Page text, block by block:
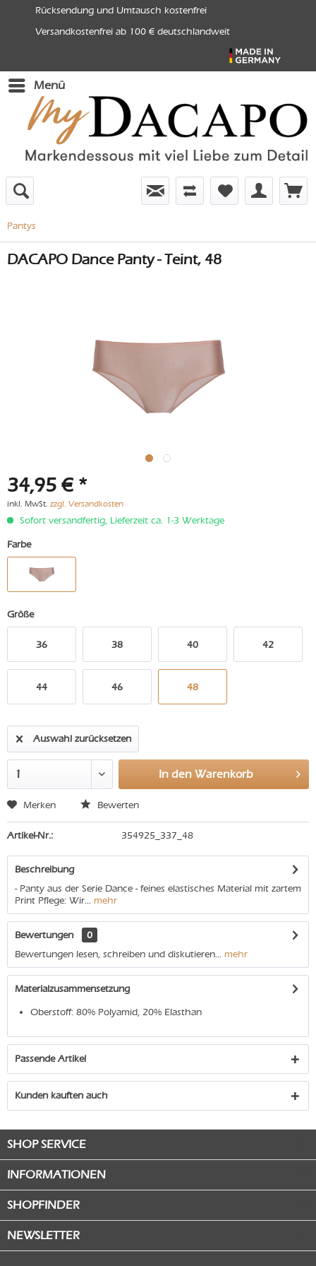
Rücksendung und Umtausch kostenfrei
Versandkostenfrei ab 100 € deutschlandweit
Menü
Pantys
DACAPO Dance Panty - Teint, 48
34,95 € *
inkl. MwSt. zzgl. Versandkosten
Sofort versandfertig, Lieferzeit ca. 1-3 Werktage
Farbe
Größe
36 38 40 42
44 46 48
Auswahl zurücksetzen
In den Warenkorb
Merken Bewerten
Artikel-Nr.: 354925_337_48
Beschreibung
- Panty aus der Serie Dance - feines elastisches Material mit zartem
Print Pflege: Wir... mehr
Bewertungen
0
Bewertungen lesen, schreiben und diskutieren... mehr
Materialzusammensetzung
Oberstoff: 80% Polyamid, 20% Elasthan
Passende Artikel
Kunden kauften auch
SHOP SERVICE
INFORMATIONEN
SHOPFINDER
NEWSLETTER